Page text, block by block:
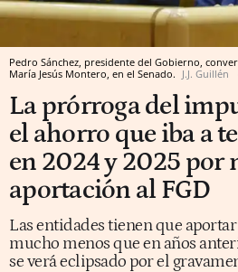
Pedro Sánchez, presidente del Gobierno,
María Jesús Montero, en el Senado. J.J. Guillén
La prórroga del
el ahorro que iba a
en 2024 y 2025 por
aportación al FGD
Las entidades tienen que aportar
mucho menos que en años
se verá eclipsado por el